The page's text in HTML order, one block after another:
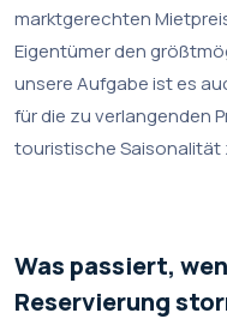
marktgerechten
Eigentümer den
unsere Aufgabe ist es
für die zu verlangenden
touristische Saisonalität
Was passiert,
Reservierung